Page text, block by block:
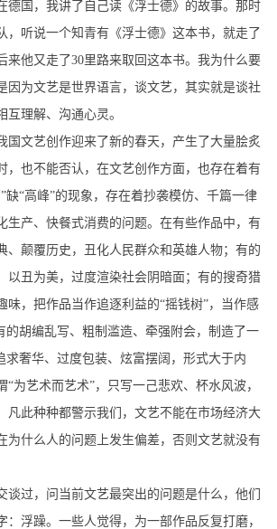
德国，我讲了自己读《浮士德》的故事。那时
，听说一个知青有《浮士德》这本书，就走了
来他又走了30里路来取回这本书。我为什么要
因为文艺是世界语言，谈文艺，其实就是谈社
理解、沟通心灵。
国文艺创作迎来了新的春天，产生了大量脍炙
，也不能否认，在文艺创作方面，也存在着有
缺“高峰”的现象，存在着抄袭模仿、千篇一律
生产、快餐式消费的问题。在有些作品中，有
、颠覆历史，丑化人民群众和英雄人物；有的
以丑为美，过度渲染社会阴暗面；有的搜奇猎
味，把作品当作追逐利益的“摇钱树”，当作感
的胡编乱写、粗制滥造、牵强附会，制造了一
求奢华、过度包装、炫富摆阔，形式大于内
为艺术而艺术”，只写一己悲欢、杯水风波，
凡此种种都警示我们，文艺不能在市场经济大
为什么人的问题上发生偏差，否则文艺就没有
谈过，问当前文艺最突出的问题是什么，他们
：浮躁。一些人觉得，为一部作品反复打磨，